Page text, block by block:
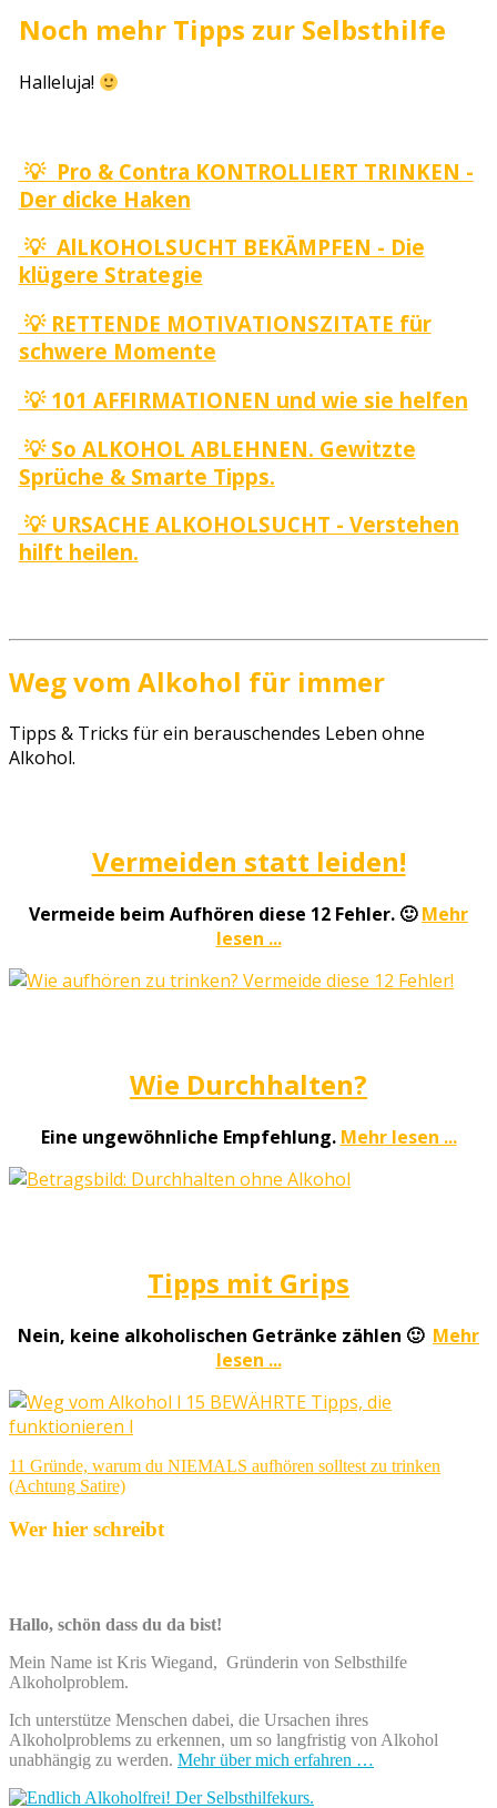
Noch mehr Tipps zur Selbsthilfe
Halleluja!
💡 Pro & Contra KONTROLLIERT TRINKEN -
Der dicke Haken
💡 AlLKOHOLSUCHT BEKÄMPFEN - Die
klügere Strategie
💡 RETTENDE MOTIVATIONSZITATE für
schwere Momente
💡 101 AFFIRMATIONEN und wie sie helfen
💡 So ALKOHOL ABLEHNEN. Gewitzte
Sprüche & Smarte Tipps.
💡 URSACHE ALKOHOLSUCHT - Verstehen
hilft heilen.
Weg vom Alkohol für immer
Tipps & Tricks für ein berauschendes Leben ohne
Alkohol.
Vermeiden statt leiden!
Vermeide beim Aufhören diese 12 Fehler. 🙂 Mehr
lesen ...
Wie Durchhalten?
Eine ungewöhnliche Empfehlung. Mehr lesen ...
Tipps mit Grips
Nein, keine alkoholischen Getränke zählen 🙂 Mehr
lesen ...
Beitragsnavigation
11 Gründe, warum du NIEMALS aufhören solltest zu trinken
(Achtung Satire)
Wer hier schreibt
Hallo, schön dass du da bist!
Mein Name ist Kris Wiegand, Gründerin von Selbsthilfe
Alkoholproblem.
Ich unterstütze Menschen dabei, die Ursachen ihres
Alkoholproblems zu erkennen, um so langfristig von Alkohol
unabhängig zu werden. Mehr über mich erfahren …